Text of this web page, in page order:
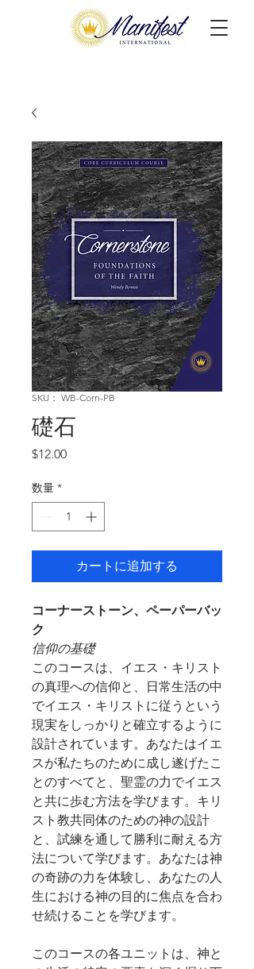
SKU： WB-Corn-PB
礎石
$12.00価
数量 *
カートに追加する
コーナーストーン、ペーパーバッ
ク
信仰の基礎
このコースは、イエス・キリスト
の真理への信仰と、日常生活の中
でイエス・キリストに従うという
現実をしっかりと確立するように
設計されています。あなたはイエ
スが私たちのために成し遂げたこ
とのすべてと、聖霊の力でイエス
と共に歩む方法を学びます。キリ
スト教共同体のための神の設計
と、試練を通して勝利に耐える方
法について学びます。あなたは神
の奇跡の力を体験し、あなたの人
生における神の目的に焦点を合わ
せ続けることを学びます。
このコースの各ユニットは、神と